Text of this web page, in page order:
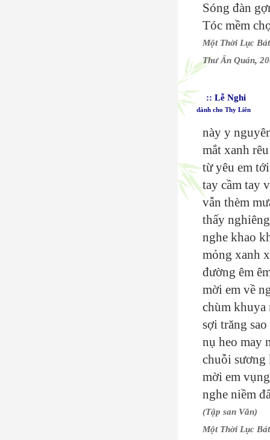
Sóng đàn
Tóc mềm
Một Thời Lục
Thư Ấn Quán,
:: Lễ Nghi
dành cho Thy Liên
này y
mắt xanh
từ yêu em
tay cầm tay
vẫn thèm
thấy
nghe khao
mỏng xanh
đường êm
mời em về
chùm khuya
sợi trăng
nụ heo may
chuỗi
mời em
nghe niềm
(Tập san Văn)
Một Thời Lục